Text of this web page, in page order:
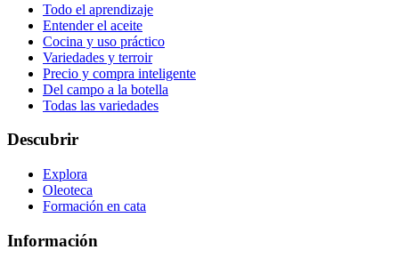
Todo el aprendizaje
Entender el aceite
Cocina y uso práctico
Variedades y terroir
Precio y compra inteligente
Del campo a la botella
Todas las variedades
Descubrir
Explora
Oleoteca
Formación en cata
Información